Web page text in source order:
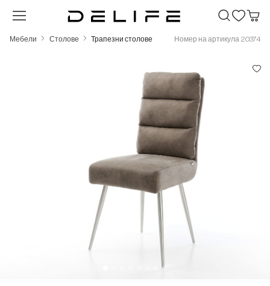
Преминете към основното съдържание
Мебели Столове Трапезни столове Номер на артикула 20374